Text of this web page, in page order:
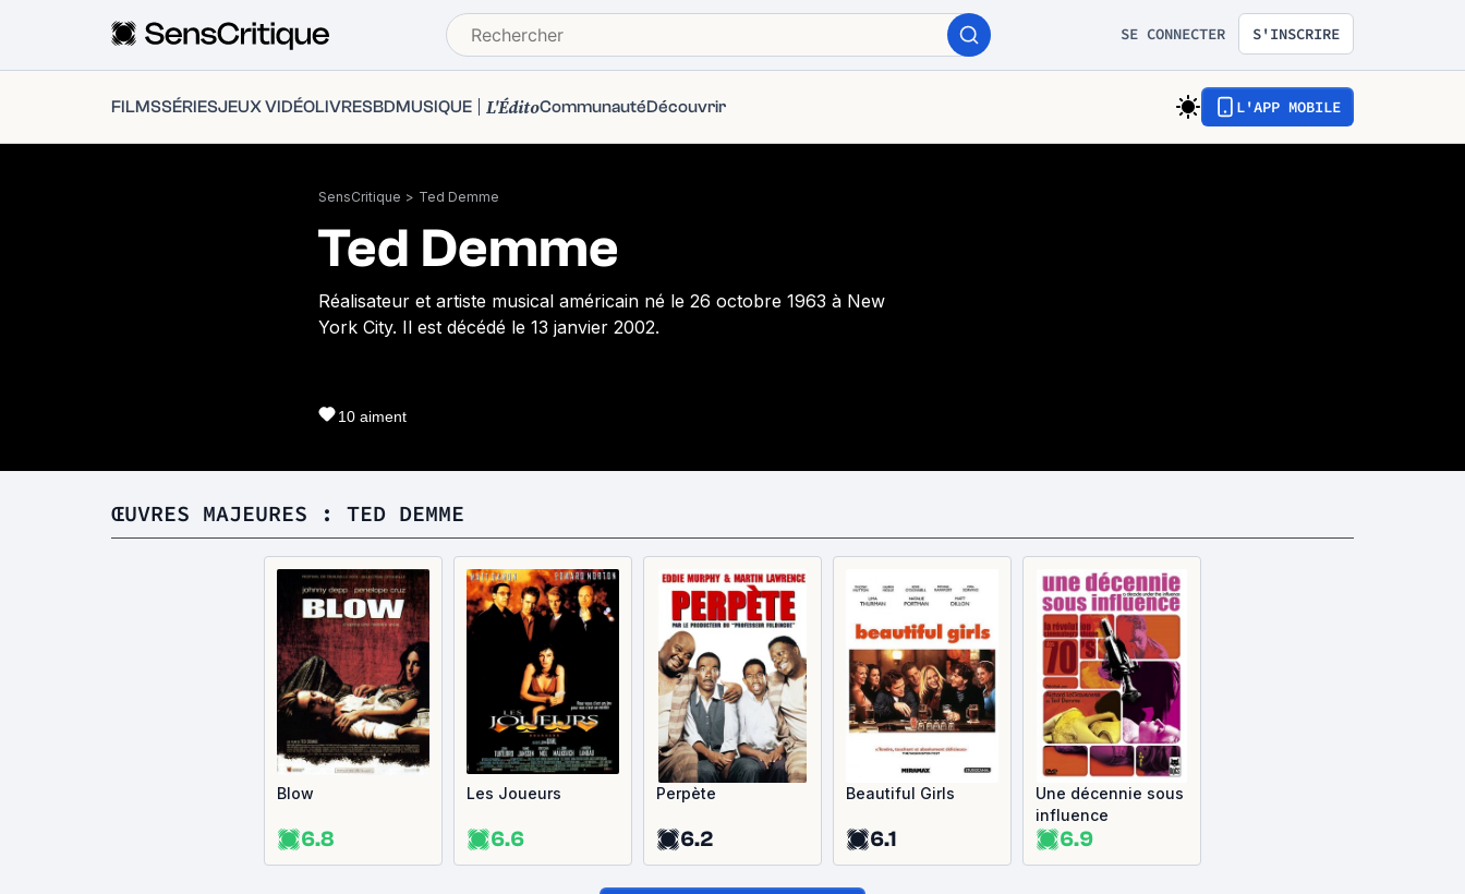
SE CONNECTER S'INSCRIRE
FILMSSÉRIESJEUX VIDÉOLIVRESBDMUSIQUE L'ÉditoCommunautéDécouvrir L'APP MOBILE
SensCritique > Ted Demme
Ted Demme
Réalisateur et artiste musical américain né le 26 octobre 1963 à New
York City. Il est décédé le 13 janvier 2002.
10 aiment
ŒUVRES MAJEURES : TED DEMME
Blow
6.8
Les Joueurs
6.6
Perpète
6.2
Beautiful Girls
6.1
Une décennie sous
influence
6.9